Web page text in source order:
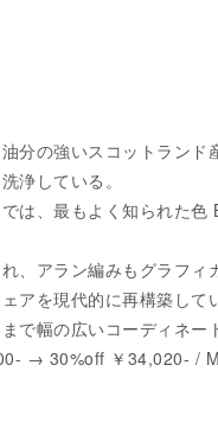
分の強いスコットラン
浄している。
は、最もよく知られた
、アラン編みもグラフ
アを現代的に再構築し
で幅の広いコーディネー
→ 30%off ￥34,020- /